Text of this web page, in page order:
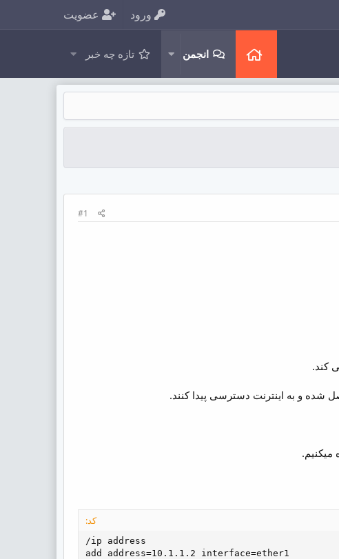
ورود عضویت
انجمن تازه چه خبر
#1
کد:
/ip address
add address=10.1.1.2 interface=ether1